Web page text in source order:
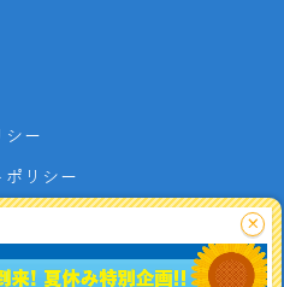
シー
ポリシー
×